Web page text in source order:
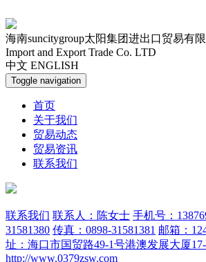
海南suncitygroup太阳集团进出口贸易有
Import and Export Trade Co. LTD
中文 ENGLISH
Toggle navigation
首页
关于我们
贸易动态
贸易资讯
联系我们
联系我们 联系人：陈女士 手机号：
31581380 传真：0898-31581381 邮箱：
址：海口市国贸路49-1号港澳发展大厦
http://www.0379zsw.com